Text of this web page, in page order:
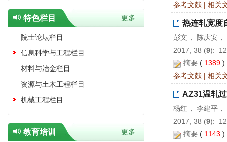
参考文献 | 相关
热连轧宽度
彭文， 陈庆安
2017, 38 (9):
摘要 ( 1389
参考文献 | 相关
AZ31温轧
杨红， 李建平
2017, 38 (9):
摘要 ( 1143
特色栏目 更多...
院士论坛栏目
信息科学与工程栏目
材料与冶金栏目
资源与土木工程栏目
机械工程栏目
教育培训 更多...